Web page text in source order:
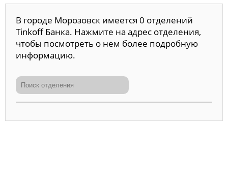
В городе Морозовск имеется 0 отделений
Tinkoff Банка. Нажмите на адрес отделения,
чтобы посмотреть о нем более подробную
информацию.